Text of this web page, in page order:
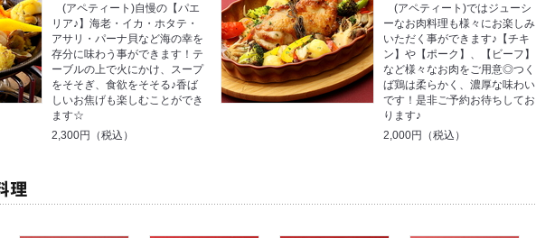
(アペティート)自慢の【パエ
リア♪】海老・イカ・ホタテ・
アサリ・パーナ貝など海の幸を
存分に味わう事ができます！テ
ーブルの上で火にかけ、スープ
をそそぎ、食欲をそそる♪香ば
しいお焦げも楽しむことができ
ます☆
2,300円（税込）
(アペティート)ではジューシ
ーなお肉料理も様々にお楽しみ
いただく事ができます♪【チキ
ン】や【ポーク】、【ビーフ】
など様々なお肉をご用意◎つく
ば鶏は柔らかく、濃厚な味わい
です！是非ご予約お待ちしてお
ります♪
2,000円（税込）